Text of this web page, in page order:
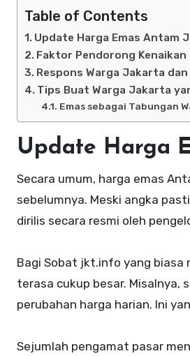
Table of Contents
Update Harga Emas Antam
Faktor Pendorong Kenaikan
Respons Warga Jakarta
Tips Buat Warga Jakarta
Emas sebagai Tabungan
Update Harga
Secara umum, harga emas
sebelumnya. Meski angka
dirilis secara resmi oleh
Bagi Sobat jkt.info yang biasa
terasa cukup besar. Misalnya,
perubahan harga harian. Ini
Sejumlah pengamat pasar